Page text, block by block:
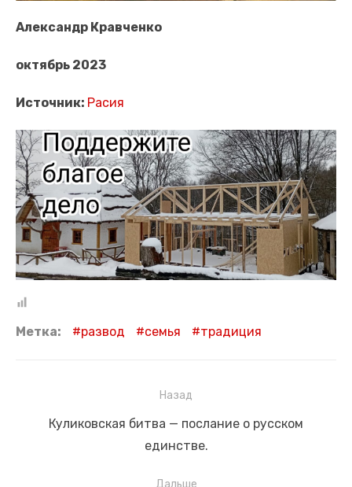
Александр Кравченко
октябрь 2023
Источник: Расия
Метка: развод семья традиция
Назад
Предыдущая
Куликовская битва — послание о русском
единстве.
Дальше